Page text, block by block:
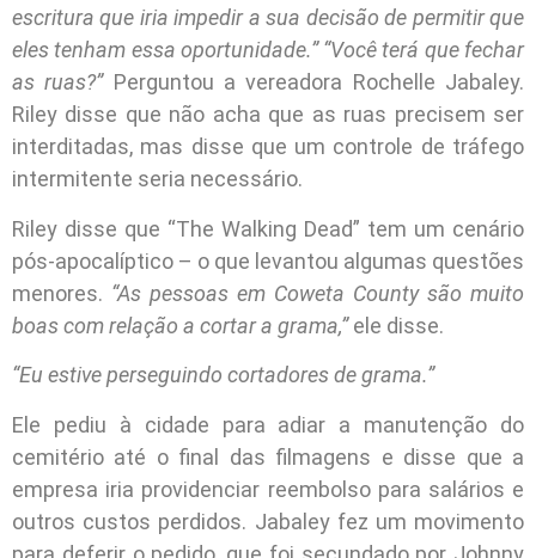
escritura que iria impedir a sua decisão de permitir que
eles tenham essa oportunidade.” “Você terá que fechar
as ruas?”Perguntou a vereadora Rochelle Jabaley.
Riley disse que não acha que as ruas precisem ser
interditadas, mas disse que um controle de tráfego
intermitente seria necessário.
Riley disse que “The Walking Dead” tem um cenário
pós-apocalíptico – o que levantou algumas questões
menores. “As pessoas em Coweta County são muito
boas com relação a cortar a grama,”ele disse.
“Eu estive perseguindo cortadores de grama.”
Ele pediu à cidade para adiar a manutenção do
cemitério até o final das filmagens e disse que a
empresa iria providenciar reembolso para salários e
outros custos perdidos. Jabaley fez um movimento